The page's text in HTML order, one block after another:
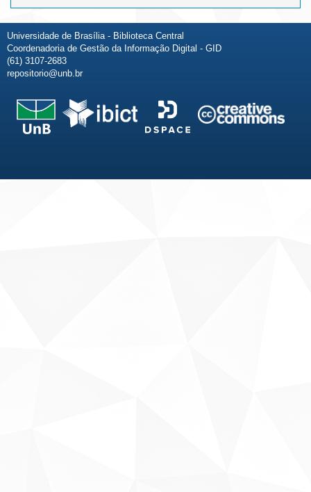
Universidade de Brasília - Biblioteca Central
Coordenadoria de Gestão da Informação Digital - GID
(61) 3107-2683
repositorio@unb.br